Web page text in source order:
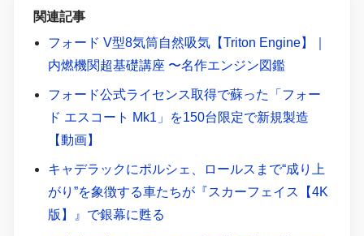
関連記事
フォード V型8気筒自然吸気【Triton Engine】｜
内燃機関超基礎講座 〜名作エンジン図鑑
フォード公式ライセンス取得で蘇った「フォー
ド エスコート Mk1」を150台限定で新規製造
【動画】
キャデラックにポルシェ、ロールスまで“成り上
がり”を象徴する車たちが『スカーフェイス【4K
版】』で銀幕に甦る